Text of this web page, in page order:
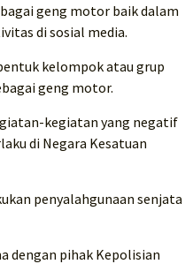
geng motor baik dalam
di sosial media.
kelompok atau grup
geng motor.
kegiatan yang negatif
di Negara Kesatuan
penyalahgunaan senjata
dengan pihak Kepolisian